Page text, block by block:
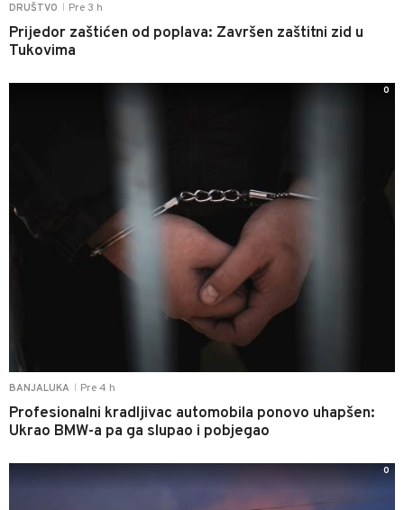
DRUŠTVO Pre 3 h
Prijedor zaštićen od poplava: Završen zaštitni zid u
Tukovima
BANJALUKA Pre 4 h
Profesionalni kradljivac automobila ponovo uhapšen:
Ukrao BMW-a pa ga slupao i pobjegao
0
0